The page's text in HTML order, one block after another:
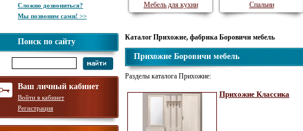
Сложно дозвониться?
Мы позвоним сами! >>
Поиск по сайту
Ваш личный кабинет
Войти в кабинет
Регистрация
Мебель для кухни Спальни
Каталог Прихожие, фабрика Боровичи мебель
Прихожие Боровичи мебель
Разделы каталога Прихожие:
Прихожие Классика